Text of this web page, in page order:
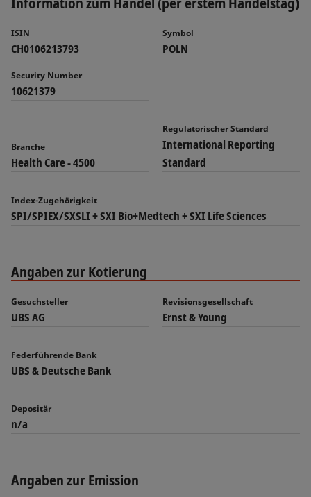
ISIN
CH0106213793
Symbol
POLN
Security Number
10621379
Branche
Health Care - 4500
Regulatorischer Standard
International Reporting
Standard
Index-Zugehörigkeit
SPI/SPIEX/SXSLI + SXI Bio+Medtech + SXI Life Sciences
Angaben zur Kotierung
Gesuchsteller
UBS AG
Revisionsgesellschaft
Ernst & Young
Federführende Bank
UBS & Deutsche Bank
Depositär
n/a
Angaben zur Emission